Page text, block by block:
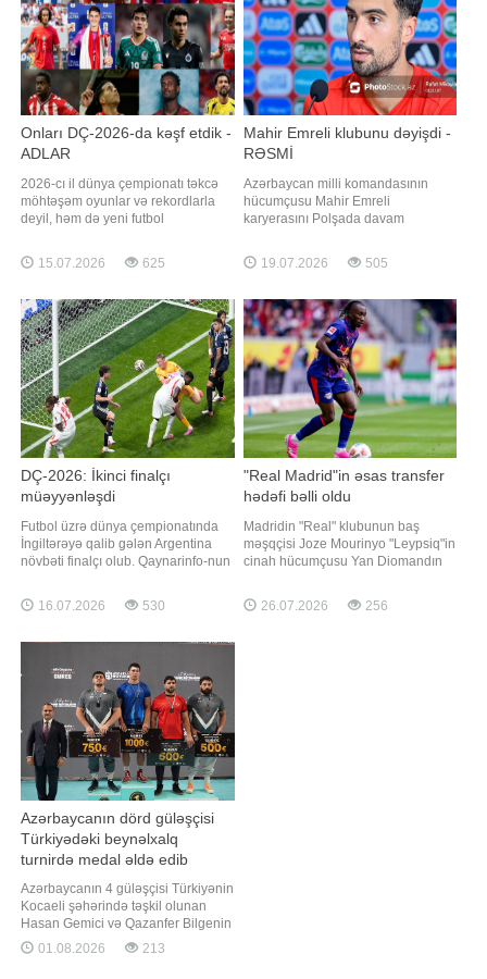
Onları DÇ-2026-da kəşf etdik -
ADLAR
2026-cı il dünya çempionatı təkcə
möhtəşəm oyunlar və rekordlarla
deyil, həm də yeni futbol
qaldı. Turnirdə gözlənilməz
performans sərgiləyən bir sıra
uğurunda əsas rol oynadı, həm də
Avropanın aparıcı klublarının diqqət
mərkəzinə düşdü
15.07.2026 625
Mahir Emreli klubunu dəyişdi -
RƏSMİ
Azərbaycan milli komandasının
hücumçusu Mahir Emreli
karyerasını Polşada davam
futbolçu "Rakuv" klubuna transfer
olunub. Bu barədə Polşa təmsilçisi
məlumat yayıb:. "61 dəfə
Azərbaycan milli komandasının
formasını geyinmi
19.07.2026 505
DÇ-2026: İkinci finalçı
müəyyənləşdi
Futbol üzrə dünya çempionatında
İngiltərəyə qalib gələn Argentina
növbəti finalçı olub. Qaynarinfo-nun
stadionunda keçirilən yarımfinal
mərhələsinin matçında Cənubi
qələbəyə sevinib. Baxmayaraq ki,
matçda hesabı avropalılar açıblar.
55-ci dəqiqəd
16.07.2026 530
"Real Madrid"in əsas transfer
hədəfi bəlli oldu
Madridin "Real" klubunun baş
məşqçisi Joze Mourinyo "Leypsiq"in
cinah hücumçusu Yan Diomandın
olduğunu təsdiqləyib. xəbər verir ki,
bu barədə jurnalist Fabritsio
26.07.2026 256
Azərbaycanın dörd güləşçisi
Türkiyədəki beynəlxalq
turnirdə medal əldə edib
Azərbaycanın 4 güləşçisi Türkiyənin
Kocaeli şəhərində təşkil olunan
Hasan Gemici və Qazanfer Bilgenin
xatirə turnirində medal qazanıb.
"Report"un Azərbaycan Güləş
01.08.2026 213